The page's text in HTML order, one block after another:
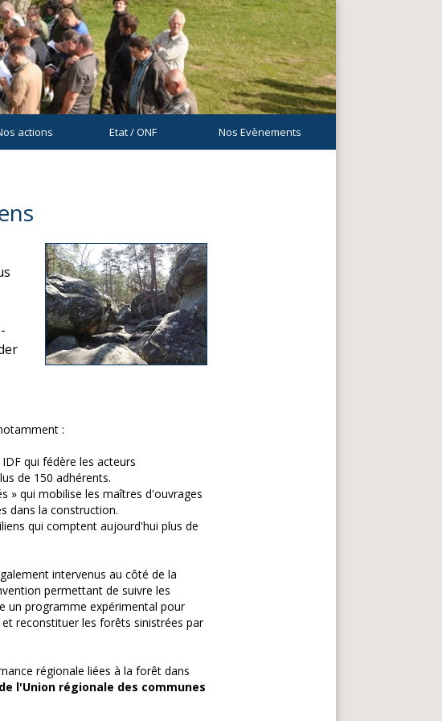
actions Etat / ONF Nos Evènements
:
qui fédère les acteurs
de 150 adhérents.
» qui mobilise les maîtres d'ouvrages
dans la construction.
qui comptent aujourd'hui plus de
intervenus au côté de la
permettant de suivre les
un programme expérimental pour
reconstituer les forêts sinistrées par
régionale liées à la forêt dans
l'Union régionale des communes